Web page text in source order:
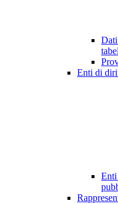
Enti di